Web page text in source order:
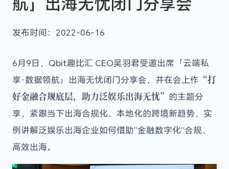
发布时间：2022-06-16
6月9日，Qbit趣比汇 CEO吴羽君受邀出席「云端私
享·数据领航」出海无忧闭门分享会，并在会上作 “打
好金融合规底层，助力泛娱乐出海无忧” 的主题分
享，紧跟当下出海合规化、本地化的跨境新趋势，实
例讲解泛娱乐出海企业如何借助“金融数字化”合规、
高效出海。